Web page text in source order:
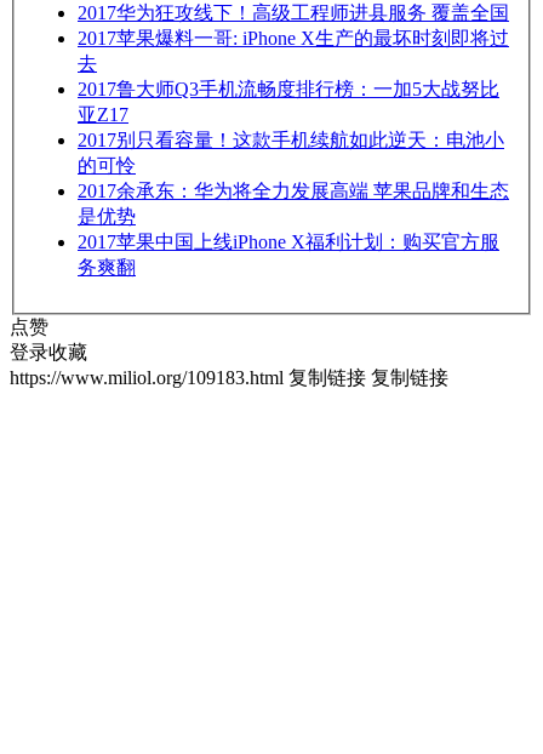
2017华为狂攻线下！高级工程师进县服务 覆盖全国
2017苹果爆料一哥: iPhone X生产的最坏时刻即将过
去
2017鲁大师Q3手机流畅度排行榜：一加5大战努比
亚Z17
2017别只看容量！这款手机续航如此逆天：电池小
的可怜
2017余承东：华为将全力发展高端 苹果品牌和生态
是优势
2017苹果中国上线iPhone X福利计划：购买官方服
务爽翻
点赞
登录收藏
https://www.miliol.org/109183.html 复制链接 复制链接